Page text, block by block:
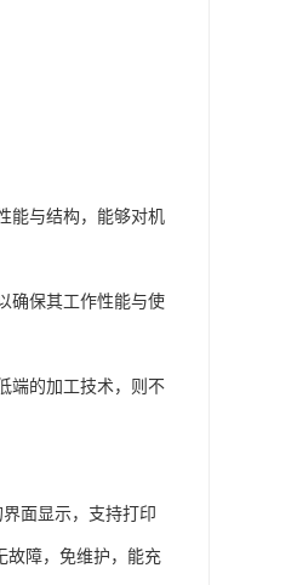
能与结构，能够对机
确保其工作性能与使
端的加工技术，则不
面显示，支持打印
故障，免维护，能充